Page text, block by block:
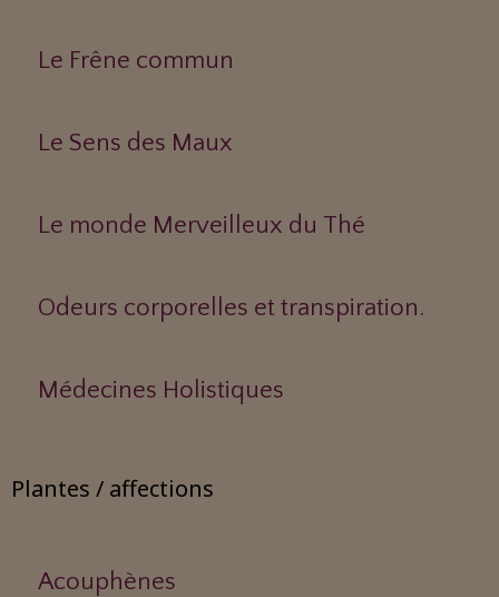
Le Frêne commun
Le Sens des Maux
Le monde Merveilleux du Thé
Odeurs corporelles et transpiration.
Médecines Holistiques
Plantes / affections
Acouphènes